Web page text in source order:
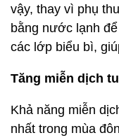
vậy, thay vì phụ
bằng nước lạnh
các lớp biểu bì,
Tăng miễn dịch
Khả năng miễn
nhất trong mùa